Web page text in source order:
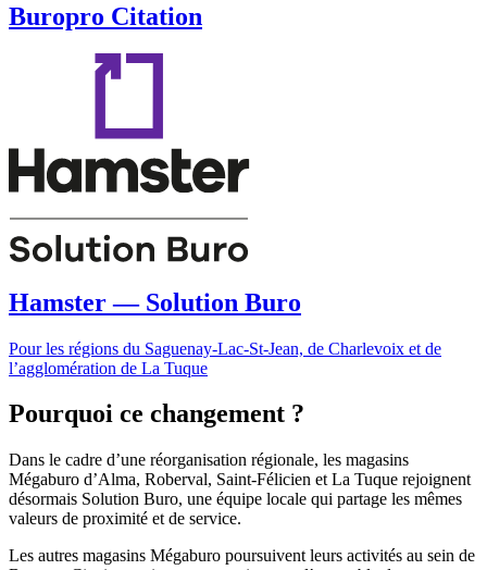
Buropro Citation
Hamster — Solution Buro
Pour les régions du Saguenay-Lac-St-Jean, de Charlevoix et de
l’agglomération de La Tuque
Pourquoi ce changement ?
Dans le cadre d’une réorganisation régionale, les magasins
Mégaburo d’Alma, Roberval, Saint-Félicien et La Tuque rejoignent
désormais Solution Buro, une équipe locale qui partage les mêmes
valeurs de proximité et de service.
Les autres magasins Mégaburo poursuivent leurs activités au sein de